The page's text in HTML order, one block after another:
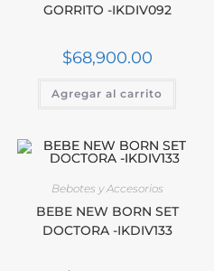
GORRITO -IKDIV092
$68,900.00
Agregar al carrito
Bebotes y Accesorios
BEBE NEW BORN SET
DOCTORA -IKDIV133